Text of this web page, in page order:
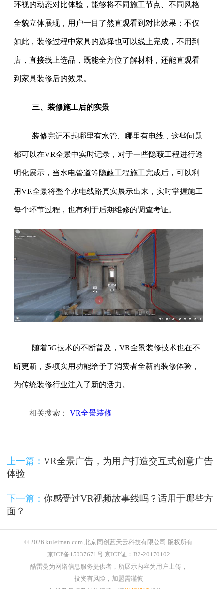
环视的动态对比体验，能够将不同施工节点、不同风格
全貌立体展现，用户一目了然直观看到对比效果；不仅
如此，装修过程中家具的选择也可以线上完成，不用到
店，直接线上选品，既能全方位了解材料，还能直观看
到家具装修后的效果。
三、装修施工后的实景
装修完记不起哪里有水管、哪里有电线，这些问题
都可以在VR全景中实时记录，对于一些隐蔽工程进行透
明化展示，当水电管道等隐蔽工程施工完成后，可以利
用VR全景将整个水电线路真实展示出来，实时掌握施工
每个环节过程，也有利于后期维修的调查考证。
随着5G技术的不断普及，VR全景装修技术也在不
断更新，多项实用功能给予了消费者全新的装修体验，
为传统装修行业注入了新的活力。
相关搜索： VR全景装修
上一篇： VR全景广告，为用户打造交互式创意广告
体验
下一篇： 你感受过VR视频故事线吗？适用于哪些方
面？
© 2026 kuleiman.com 北京同创蓝天云科技有限公司 版权所有
京ICP备15037671号 京ICP证：B2-20170102
酷雷曼为网络信息服务提供者，所展示内容为用户上传，
投资有风险，加盟需谨慎